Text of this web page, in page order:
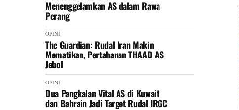
Menenggelamkan AS dalam Rawa
Perang
OPINI
The Guardian: Rudal Iran Makin
Mematikan, Pertahanan THAAD AS
Jebol
OPINI
Dua Pangkalan Vital AS di Kuwait
dan Bahrain Jadi Target Rudal IRGC